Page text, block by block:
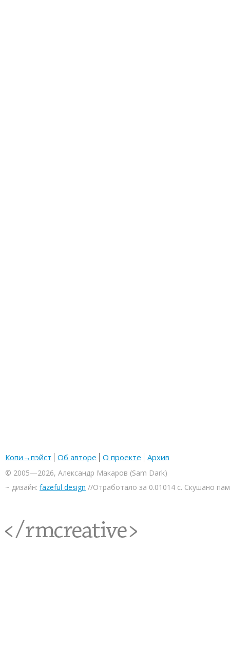
Копи→пэйст Об авторе О проекте Архив
© 2005—2026, Александр Макаров (Sam Dark)
~ дизайн: fazeful design //Отработало за 0.01014 с. Скушано
<rmcreative/>